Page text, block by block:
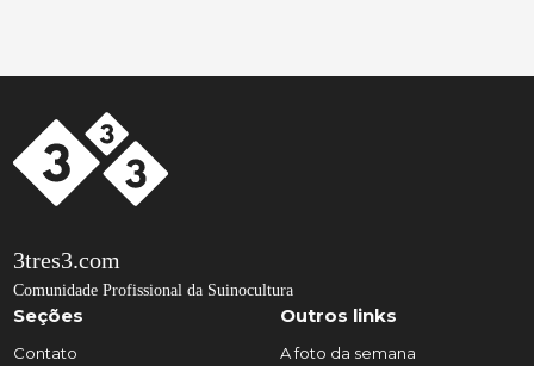
3tres3.com
Comunidade Profissional da Suinocultura
Seções
Contato
Outros links
A foto da semana